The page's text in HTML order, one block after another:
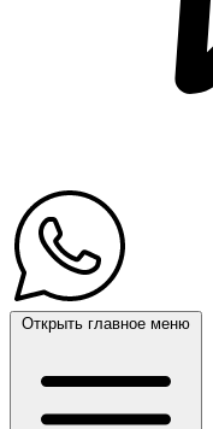
Открыть главное меню